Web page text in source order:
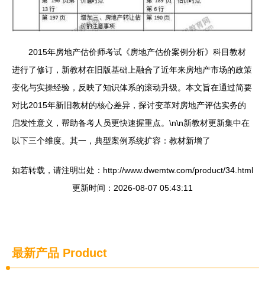
2015年房地产估价师考试《房地产估价案例分析》科目教材
进行了修订，新教材在旧版基础上融合了近年来房地产市场的政策
变化与实操经验，反映了知识体系的滚动升级。本文旨在通过简要
对比2015年新旧教材的核心差异，探讨变革对房地产评估实务的
启发性意义，帮助备考人员更快速握重点。\n\n新教材更新集中在
以下三个维度。其一，典型案例系统扩容：教材新增了
如若转载，请注明出处：http://www.dwemtw.com/product/34.html
更新时间：2026-08-07 05:43:11
最新产品 Product